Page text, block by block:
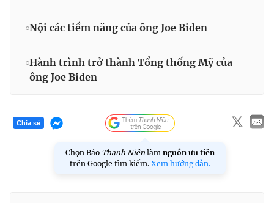
Nội các tiềm năng của ông Joe Biden
Hành trình trở thành Tổng thống Mỹ của
ông Joe Biden
Chia sẻ
Chọn Báo Thanh Niên làm nguồn ưu tiên
trên Google tìm kiếm. Xem hướng dẫn.